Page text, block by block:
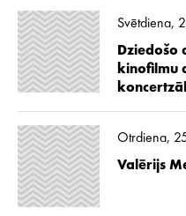
Svētdiena,
Dziedošo
kinofilmu
Otrdiena,
Valērijs